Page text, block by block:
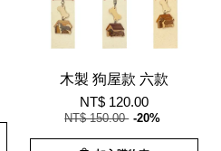
木製 狗屋款 六款
NT$ 120.00
NT$ 150.00 -20%